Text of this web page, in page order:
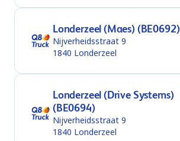
Londerzeel (Maes) (BE0692)
Nijverheidsstraat 9
1840 Londerzeel
Londerzeel (Drive Systems)
(BE0694)
Nijverheidsstraat 9
1840 Londerzeel